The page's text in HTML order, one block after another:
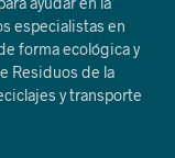
especialistas en
forma ecológica y
Residuos de la
y transporte